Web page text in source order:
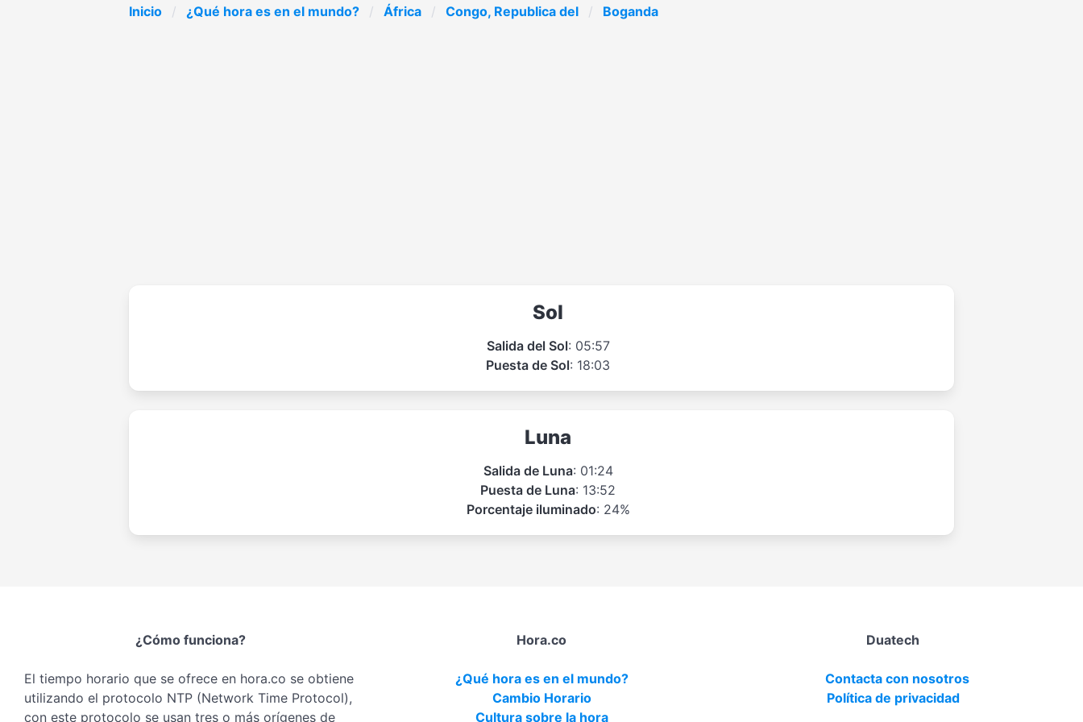
Inicio ¿Qué hora es en el mundo? África Congo, Republica del Boganda
Sol
Salida del Sol: 05:57
Puesta de Sol: 18:03
Luna
Salida de Luna: 01:24
Puesta de Luna: 13:52
Porcentaje iluminado: 24%
¿Cómo funciona?
El tiempo horario que se ofrece en hora.co se obtiene
utilizando el protocolo NTP (Network Time Protocol),
con este protocolo se usan tres o más orígenes de
Hora.co
¿Qué hora es en el mundo?
Cambio Horario
Cultura sobre la hora
Duatech
Contacta con nosotros
Política de privacidad